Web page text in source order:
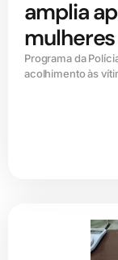
amplia
Programa da
acolhimento às